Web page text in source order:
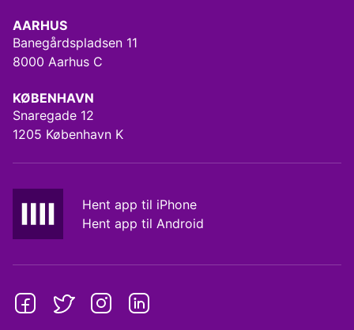
AARHUS
Banegårdspladsen 11
8000 Aarhus C
KØBENHAVN
Snaregade 12
1205 København K
Hent app til iPhone
Hent app til Android